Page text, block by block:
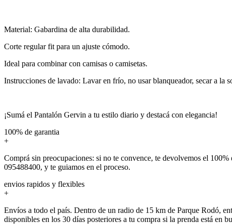
Material: Gabardina de alta durabilidad.
Corte regular fit para un ajuste cómodo.
Ideal para combinar con camisas o camisetas.
Instrucciones de lavado: Lavar en frío, no usar blanqueador, secar a la
¡Sumá el Pantalón Gervin a tu estilo diario y destacá con elegancia!
100% de garantia
+
Comprá sin preocupaciones: si no te convence, te devolvemos el
095488400, y te guiamos en el proceso.
envios rapidos y flexibles
+
Envíos a todo el país. Dentro de un radio de 15 km de Parque Rodó,
disponibles en los 30 días posteriores a tu compra si la prenda está en